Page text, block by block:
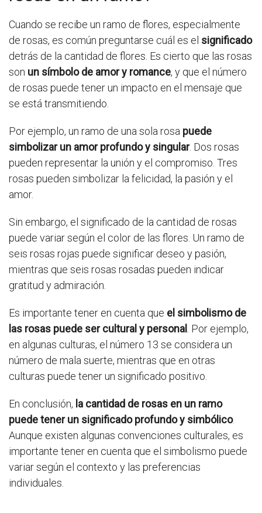
Cuando se recibe un ramo de flores, especialmente
de rosas, es común preguntarse cuál es el significado
detrás de la cantidad de flores. Es cierto que las rosas
son un símbolo de amor y romance, y que el número
de rosas puede tener un impacto en el mensaje que
se está transmitiendo.
Por ejemplo, un ramo de una sola rosa puede
simbolizar un amor profundo y singular. Dos rosas
pueden representar la unión y el compromiso. Tres
rosas pueden simbolizar la felicidad, la pasión y el
amor.
Sin embargo, el significado de la cantidad de rosas
puede variar según el color de las flores. Un ramo de
seis rosas rojas puede significar deseo y pasión,
mientras que seis rosas rosadas pueden indicar
gratitud y admiración.
Es importante tener en cuenta que el simbolismo de
las rosas puede ser cultural y personal . Por ejemplo,
en algunas culturas, el número 13 se considera un
número de mala suerte, mientras que en otras
culturas puede tener un significado positivo.
En conclusión, la cantidad de rosas en un ramo
puede tener un significado profundo y simbólico.
Aunque existen algunas convenciones culturales, es
importante tener en cuenta que el simbolismo puede
variar según el contexto y las preferencias
individuales.